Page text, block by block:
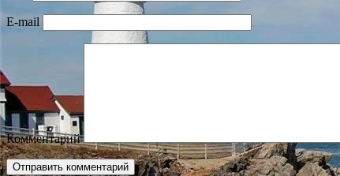
E-mail
Комментарий